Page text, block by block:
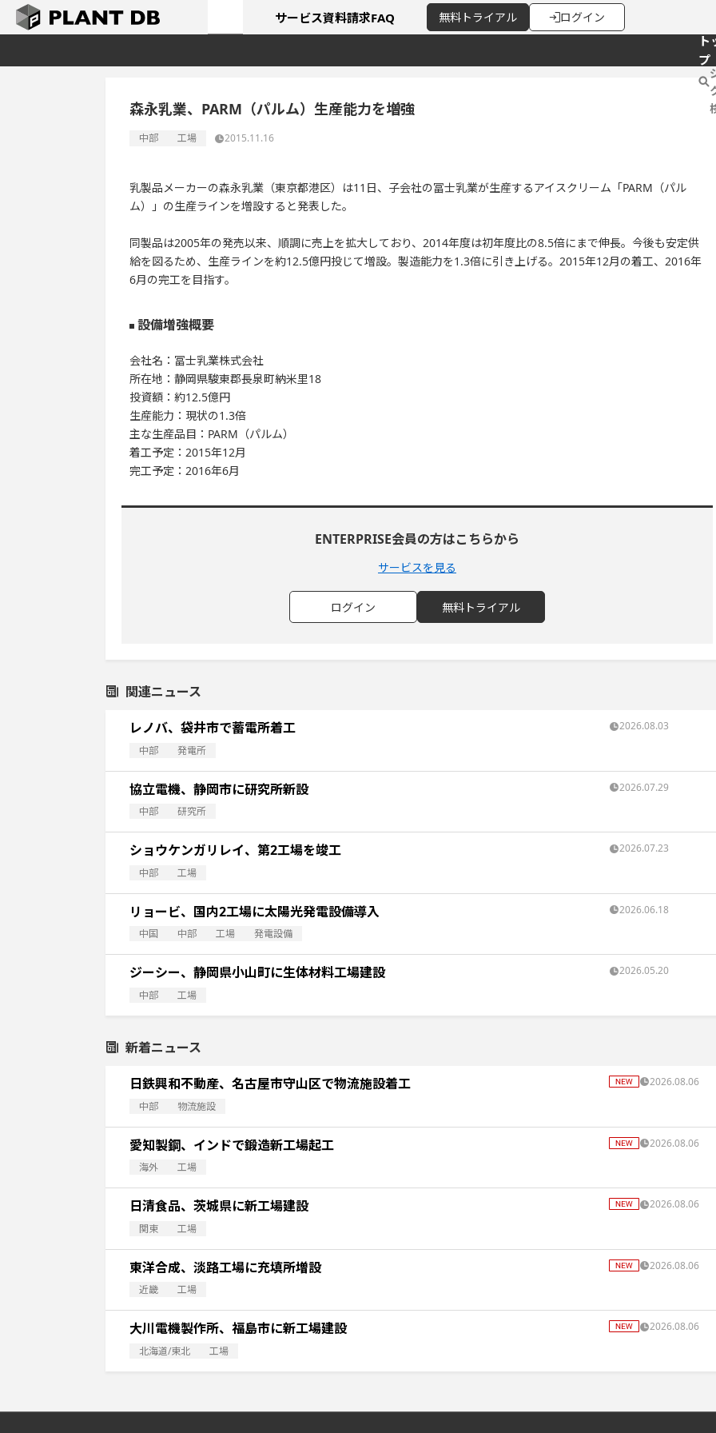
無料 トライアル ログイン
サービス資料請求FAQ
ト
プ
森永乳業、PARM（パルム）生産能力を増強
中部 工場 2015.11.16
乳製品メーカーの森永乳業（東京都港区）は11日、子会社の冨士乳業が生産するアイスクリーム「PARM（パル
ム）」の生産ラインを増設すると発表した。
同製品は2005年の発売以来、順調に売上を拡大しており、2014年度は初年度比の8.5倍にまで伸長。今後も安定供
給を図るため、生産ラインを約12.5億円投じて増設。製造能力を1.3倍に引き上げる。2015年12月の着工、2016年
6月の完工を目指す。
設備増強概要
会社名：冨士乳業株式会社
所在地：静岡県駿東郡長泉町納米里18
投資額：約12.5億円
生産能力：現状の1.3倍
主な生産品目：PARM（パルム）
着工予定：2015年12月
完工予定：2016年6月
ENTERPRISE会員の方はこちらから
サービスを見る
ログイン 無料トライアル
関連ニュース
レノバ、袋井市で蓄電所着工
中部 発電所
2026.08.03
協立電機、静岡市に研究所新設
中部 研究所
2026.07.29
ショウケンガリレイ、第2工場を竣工
中部 工場
2026.07.23
リョービ、国内2工場に太陽光発電設備導入
中国 中部 工場 発電設備
2026.06.18
ジーシー、静岡県小山町に生体材料工場建設
中部 工場
2026.05.20
新着ニュース
日鉄興和不動産、名古屋市守山区で物流施設着工
中部 物流施設
2026.08.06
愛知製鋼、インドで鍛造新工場起工
海外 工場
2026.08.06
日清食品、茨城県に新工場建設
関東 工場
2026.08.06
東洋合成、淡路工場に充填所増設
近畿 工場
2026.08.06
大川電機製作所、福島市に新工場建設
北海道/東北 工場
2026.08.06